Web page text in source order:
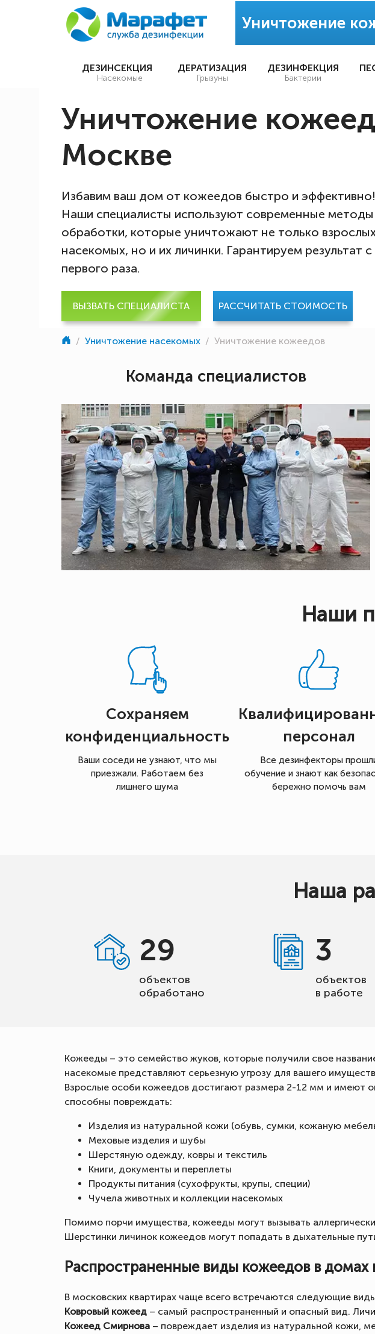
Уничтожение
ДЕЗИНСЕКЦИЯ
Насекомые
ДЕРАТИЗАЦИЯ
Грызуны
ДЕЗИНФЕКЦИЯ
Бактерии
Уничтожение
Москве
Избавим ваш дом от кожеедов быстро и эффективно!
Наши специалисты используют современные методы
обработки, которые уничтожают не только
насекомых, но и их личинки. Гарантируем результат с
первого раза.
ВЫЗВАТЬ СПЕЦИАЛИСТА РАССЧИТАТЬ СТОИМОСТЬ
/ Уничтожение насекомых / Уничтожение кожеедов
Команда специалистов
Наши
Сохраняем
конфиденциальность
Ваши соседи не узнают, что мы
приезжали. Работаем без
лишнего шума
персонал
Все дезинфекторы
обучение и знают как
бережно помочь вам
Наша
29
объектов
обработано
3
объектов
в работе
Кожееды – это семейство жуков, которые получили свое
насекомые представляют серьезную угрозу для вашего
Взрослые особи кожеедов достигают размера 2-12 мм и имеют
способны повреждать:
Изделия из натуральной кожи (обувь, сумки, кожаную
Меховые изделия и шубы
Шерстяную одежду, ковры и текстиль
Книги, документы и переплеты
Продукты питания (сухофрукты, крупы, специи)
Чучела животных и коллекции насекомых
Помимо порчи имущества, кожееды могут вызывать
Шерстинки личинок кожеедов могут попадать в дыхательные
Распространенные виды кожеедов в домах
В московских квартирах чаще всего встречаются следующие
Ковровый кожеед – самый распространенный и опасный вид.
Кожеед Смирнова – повреждает изделия из натуральной кожи,